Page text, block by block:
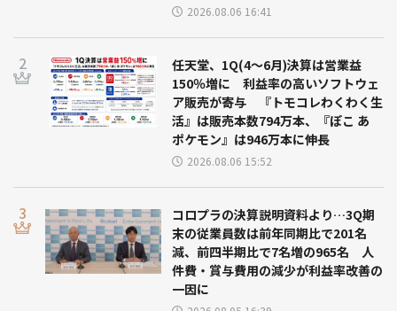
2026.08.06 16:41
任天堂、1Q(4～6月)決算は営業益
150％増に 利益率の高いソフトウェ
ア販売が寄与 『トモコレわくわく生
活』は販売本数794万本、『ぽこ あ
ポケモン』は946万本に伸長
2026.08.06 15:52
コロプラの決算説明資料より…3Q期
末の従業員数は前年同期比で201名
減、前四半期比で7名増の965名 人
件費・賞与費用の減少が利益率改善の
一因に